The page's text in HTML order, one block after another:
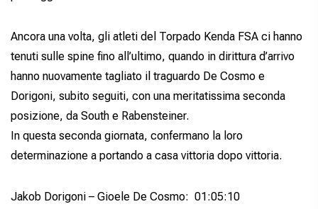
Ancora una volta, gli atleti del Torpado Kenda FSA ci hanno
tenuti sulle spine fino all’ultimo, quando in dirittura d’arrivo
hanno nuovamente tagliato il traguardo De Cosmo e
Dorigoni, subito seguiti, con una meritatissima seconda
posizione, da South e Rabensteiner.
In questa seconda giornata, confermano la loro
determinazione a portando a casa vittoria dopo vittoria.
Jakob Dorigoni – Gioele De Cosmo: 01:05:10